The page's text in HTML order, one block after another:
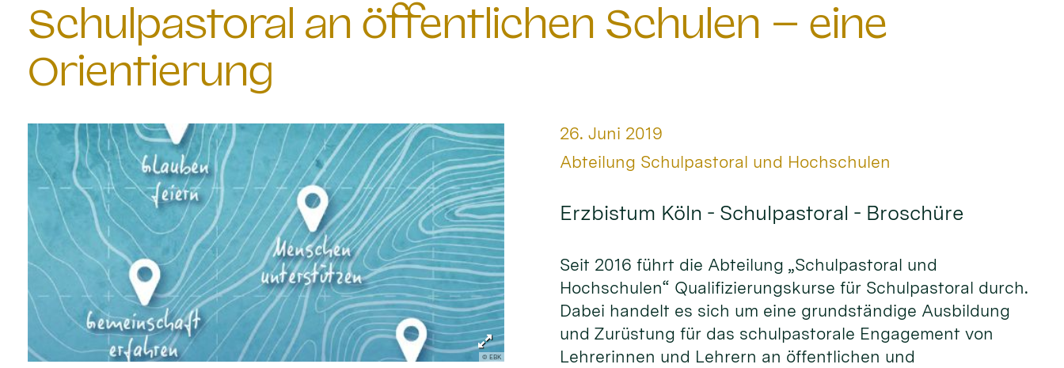
Schulpastoral an öffentlichen Schulen – eine
Orientierung
© EBK
Datum:
26. Juni 2019
Von:
Abteilung Schulpastoral und Hochschulen
Erzbistum Köln - Schulpastoral - Broschüre
Seit 2016 führt die Abteilung „Schulpastoral und
Hochschulen“ Qualifizierungskurse für Schulpastoral durch.
Dabei handelt es sich um eine grundständige Ausbildung
und Zurüstung für das schulpastorale Engagement von
Lehrerinnen und Lehrern an öffentlichen und